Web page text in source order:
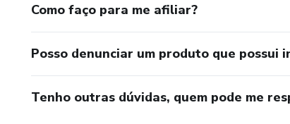
Como faço para me afiliar?
Posso denunciar um produto que possui
Tenho outras dúvidas, quem pode me